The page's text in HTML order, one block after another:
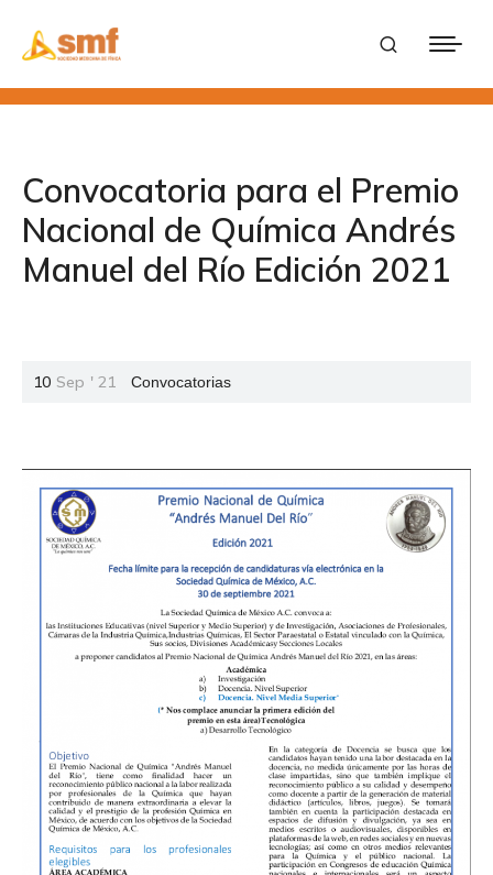
Convocatoria para el Premio
Nacional de Química Andrés
Manuel del Río Edición 2021
10 Sep ' 21 Convocatorias